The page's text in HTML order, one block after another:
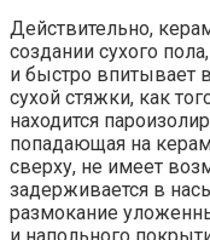
Действительно,
создании сухого
и быстро впитывает
сухой стяжки, как
находится
попадающая на
сверху, не имеет
задерживается в
размокание